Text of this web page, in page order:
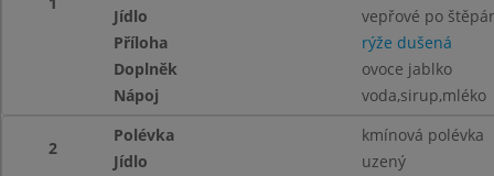
Jídlo
vepřové po
Příloha
rýže dušená
Doplněk
ovoce jablko
Nápoj
voda,sirup,mléko
2
Polévka
kmínová polévka
Jídlo
uzený